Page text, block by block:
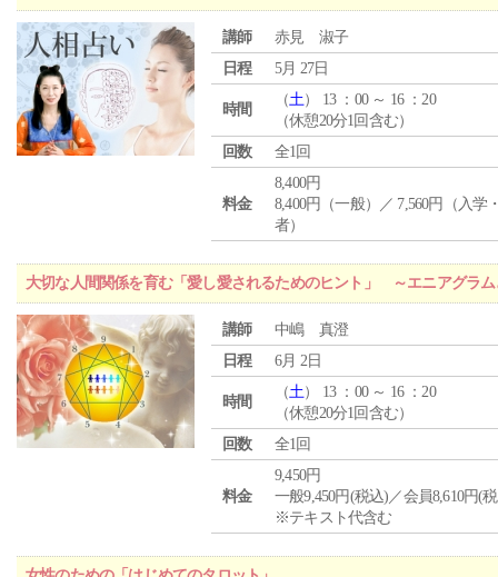
講師
赤見 淑子
日程
5月 27日
時間
（土） 13 ：00 ～ 16 ：20
（休憩20分1回含む）
回数
全1回
料金
8,400円
8,400円（一般）／ 7,560円（入学
者）
大切な人間関係を育む「愛し愛されるためのヒント」 ～エニアグラ
講師
中嶋 真澄
日程
6月 2日
時間
（土） 13 ：00 ～ 16 ：20
（休憩20分1回含む）
回数
全1回
料金
9,450円
一般9,450円(税込)／会員8,610円(
※テキスト代含む